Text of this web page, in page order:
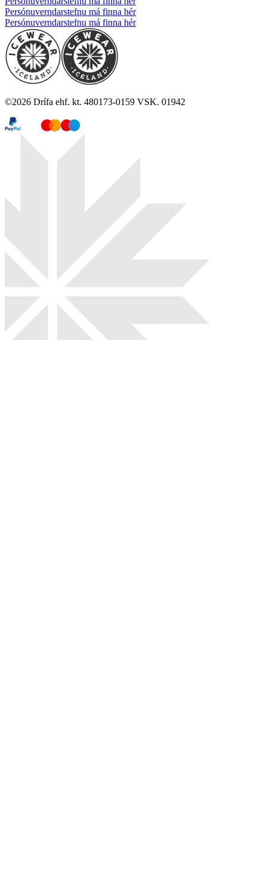
Persónuverndarstefnu má finna hér
Persónuverndarstefnu má finna hér
©2026 Drífa ehf. kt. 480173-0159 VSK. 01942